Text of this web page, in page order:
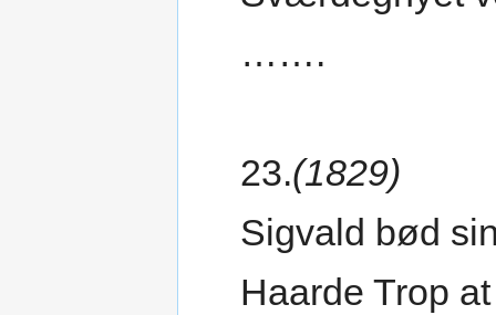
…….
23.(1829)
Sigvald bød
Haarde Trop